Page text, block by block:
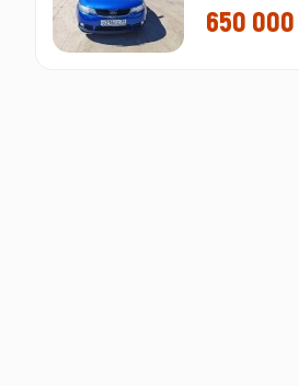
650 000